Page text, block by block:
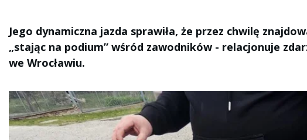
Jego dynamiczna jazda sprawiła, że przez chwilę
„stając na podium” wśród zawodników - relacjonuje
we Wrocławiu.